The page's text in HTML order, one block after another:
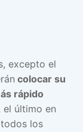
excepto el
colocar su
rápido
el último en
los